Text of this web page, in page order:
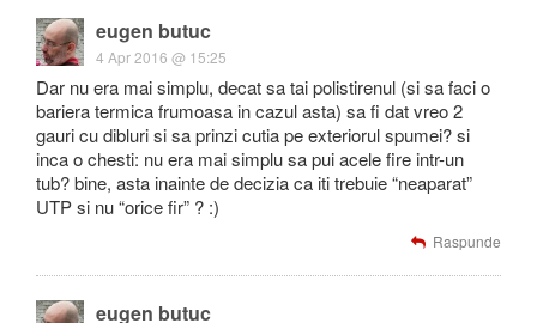
eugen butuc
4 Apr 2016 @ 15:25
Dar nu era mai simplu, decat sa tai polistirenul (si sa faci o
bariera termica frumoasa in cazul asta) sa fi dat vreo 2
gauri cu dibluri si sa prinzi cutia pe exteriorul spumei? si
inca o chesti: nu era mai simplu sa pui acele fire intr-un
tub? bine, asta inainte de decizia ca iti trebuie “neaparat”
UTP si nu “orice fir” ? :)
Raspunde
eugen butuc